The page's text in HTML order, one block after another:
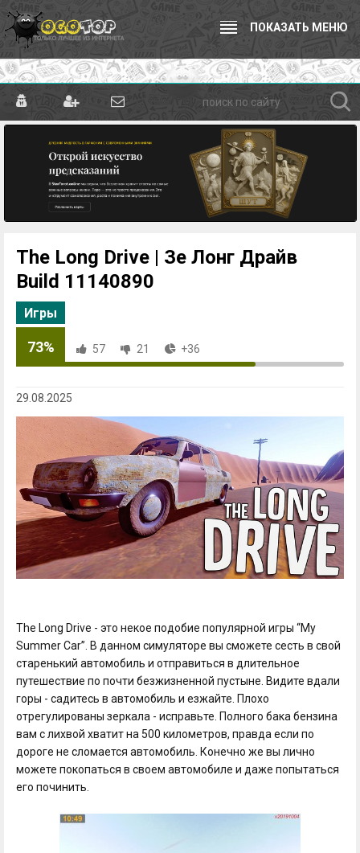
ПОКАЗАТЬ МЕНЮ
The Long Drive | Зе Лонг Драйв
Build 11140890
Игры
73% 57 21 +36
29.08.2025
The Long Drive - это некое подобие популярной игры “My
Summer Car”. В данном симуляторе вы сможете сесть в свой
старенький автомобиль и отправиться в длительное
путешествие по почти безжизненной пустыне. Видите вдали
горы - садитесь в автомобиль и езжайте. Плохо
отрегулированы зеркала - исправьте. Полного бака бензина
вам с лихвой хватит на 500 километров, правда если по
дороге не сломается автомобиль. Конечно же вы лично
можете покопаться в своем автомобиле и даже попытаться
его починить.